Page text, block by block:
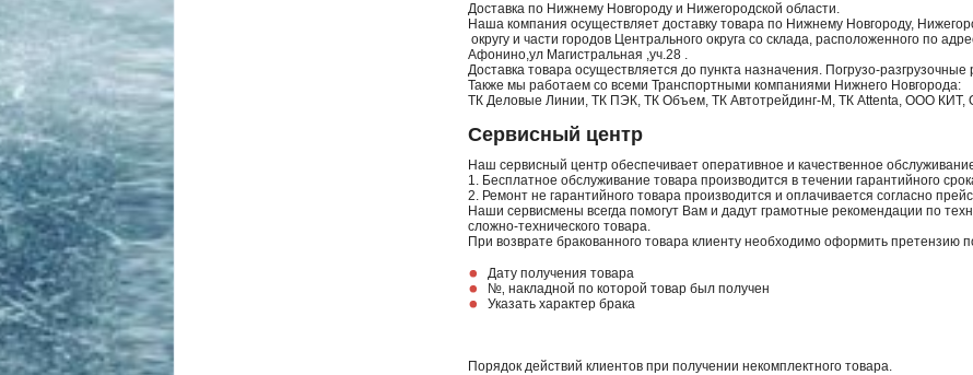
Доставка по Нижнему Новгороду и Нижегородской области.
Наша компания осуществляет доставку товара по Нижнему Новгороду,
округу и части городов Центрального округа со склада, расположенного по
Афонино,ул Магистральная ,уч.28 .
Доставка товара осуществляется до пункта назначения. Погрузо-
Также мы работаем со всеми Транспортными компаниями Нижнего Новгорода:
ТК Деловые Линии, ТК ПЭК, ТК Объем, ТК Автотрейдинг-М, ТК Attenta, ООО КИТ,
Сервисный центр
Наш сервисный центр обеспечивает оперативное и качественное
1. Бесплатное обслуживание товара производится в течении гарантийного
2. Ремонт не гарантийного товара производится и оплачивается согласно
Наши сервисмены всегда помогут Вам и дадут грамотные рекомендации по
сложно-технического товара.
При возврате бракованного товара клиенту необходимо оформить претензию
Дату получения товара
№‚ накладной по которой товар был получен
Указать характер брака
Порядок действий клиентов при получении некомплектного товара.